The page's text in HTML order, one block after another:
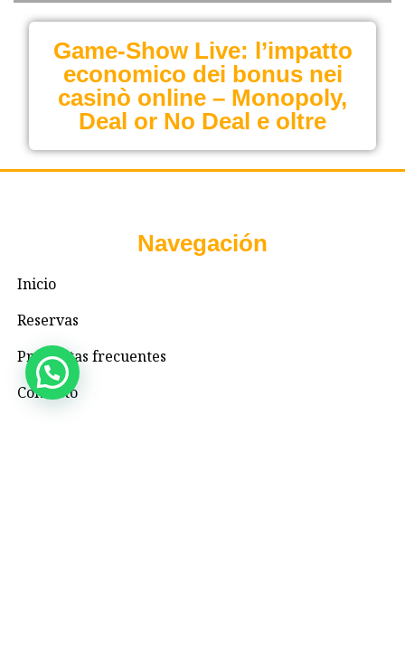
Game‑Show Live: l’impatto
economico dei bonus nei
casinò online – Monopoly,
Deal or No Deal e oltre
Navegación
Inicio
Reservas
Preguntas frecuentes
Contacto